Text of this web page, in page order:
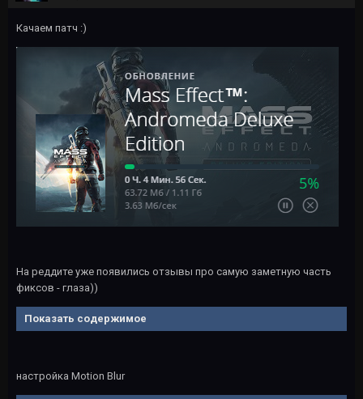
Качаем патч :)
На реддите уже появились отзывы про самую заметную часть
фиксов - глаза))
Показать содержимое
настройка Motion Blur